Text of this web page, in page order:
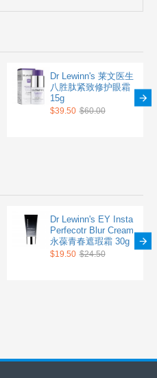
Dr Lewinn's 莱文医生
八胜肽紧致修护眼霜
15g
$39.50 $60.00
Dr Lewinn's EY Insta
Perfecotr Blur Cream
永葆青春遮瑕霜 30g
$19.50 $24.50